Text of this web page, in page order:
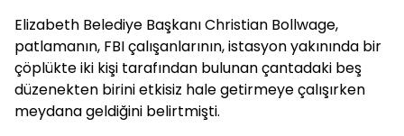
Elizabeth Belediye Başkanı Christian Bollwage,
patlamanın, FBI çalışanlarının, istasyon yakınında bir
çöplükte iki kişi tarafından bulunan çantadaki beş
düzenekten birini etkisiz hale getirmeye çalışırken
meydana geldiğini belirtmişti.